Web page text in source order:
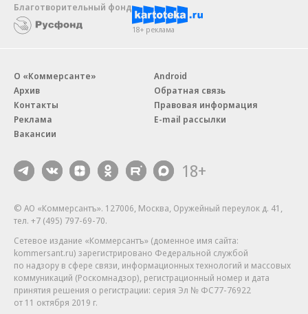
Благотворительный фонд
18+ реклама
О «Коммерсанте»
Архив
Контакты
Реклама
Вакансии
Android
Обратная связь
Правовая информация
E-mail рассылки
18+
© АО «Коммерсантъ». 127006, Москва, Оружейный переулок д. 41,
тел. +7 (495) 797-69-70.
Сетевое издание «Коммерсантъ» (доменное имя сайта:
kommersant.ru) зарегистрировано Федеральной службой
по надзору в сфере связи, информационных технологий и массовых
коммуникаций (Роскомнадзор), регистрационный номер и дата
принятия решения о регистрации: серия Эл № ФС77-76922
от 11 октября 2019 г.